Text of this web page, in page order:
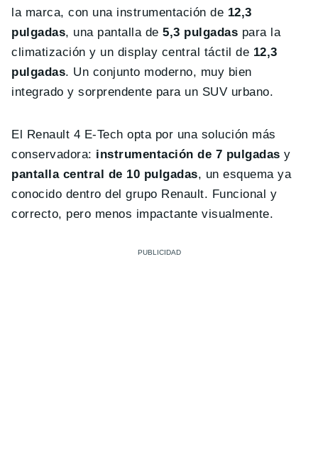
la marca, con una instrumentación de 12,3
pulgadas, una pantalla de5,3 pulgadas para la
climatización y un display central táctil de 12,3
pulgadas. Un conjunto moderno, muy bien
integrado y sorprendente para un SUV urbano.
El Renault 4 E-Tech opta por una solución más
conservadora: instrumentación de 7 pulgadas y
pantalla central de 10 pulgadas, un esquema ya
conocido dentro del grupo Renault. Funcional y
correcto, pero menos impactante visualmente.